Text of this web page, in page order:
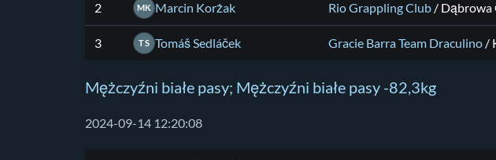
2 MK Marcin Korżak Rio Grappling Club / Dąbrowa
3 TS Tomáš Sedláček Gracie Barra Team Draculino /
Mężczyźni białe pasy; Mężczyźni białe pasy -82,3kg
2024-09-14 12:20:08